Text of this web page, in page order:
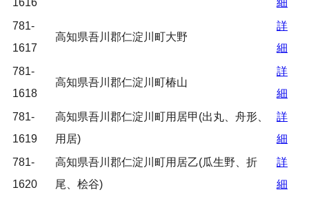
1616
細
781-
1617
高知県吾川郡仁淀川町大野
詳
細
781-
1618
高知県吾川郡仁淀川町椿山
詳
細
781-
1619
高知県吾川郡仁淀川町用居甲(出丸、舟形、
用居)
詳
細
781-
1620
高知県吾川郡仁淀川町用居乙(瓜生野、折
尾、桧谷)
詳
細